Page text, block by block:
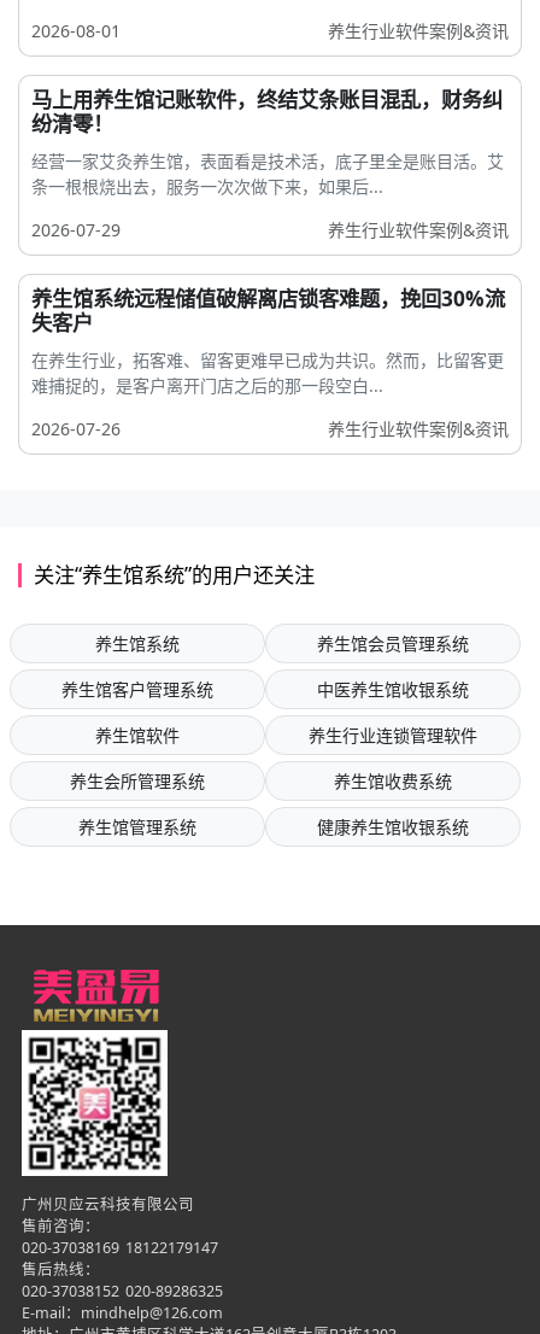
2026-08-01
养生行业软件案例&资讯
马上用养生馆记账软件，终结艾条账目混乱，财务纠
纷清零！
经营一家艾灸养生馆，表面看是技术活，底子里全是账目活。艾
条一根根烧出去，服务一次次做下来，如果后...
2026-07-29
养生行业软件案例&资讯
养生馆系统远程储值破解离店锁客难题，挽回30%流
失客户
在养生行业，拓客难、留客更难早已成为共识。然而，比留客更
难捕捉的，是客户离开门店之后的那一段空白...
2026-07-26
养生行业软件案例&资讯
关注“养生馆系统”的用户还关注
养生馆系统
养生馆会员管理系统
养生馆客户管理系统
中医养生馆收银系统
养生馆软件
养生行业连锁管理软件
养生会所管理系统
养生馆收费系统
养生馆管理系统
健康养生馆收银系统
广州贝应云科技有限公司
售前咨询：
020-37038169 18122179147
售后热线：
020-37038152 020-89286325
E-mail：mindhelp@126.com